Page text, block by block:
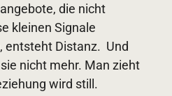
die nicht
kleinen Signale
entsteht Distanz. Und
nicht mehr. Man zieht
wird still.